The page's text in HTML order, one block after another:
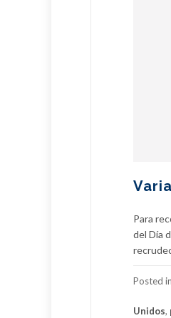
Para
del Día
Posted
Unidos,